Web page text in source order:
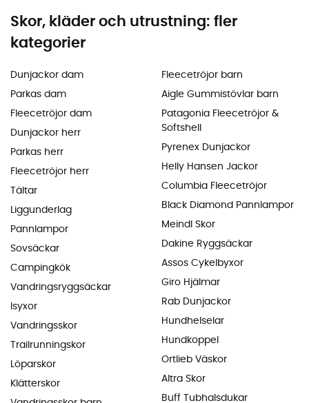
Skor, kläder och utrustning: fler
kategorier
Dunjackor dam
Parkas dam
Fleecetröjor dam
Dunjackor herr
Parkas herr
Fleecetröjor herr
Tältar
Liggunderlag
Pannlampor
Sovsäckar
Campingkök
Vandringsryggsäckar
Isyxor
Vandringsskor
Trailrunningskor
Löparskor
Klätterskor
Fleecetröjor barn
Aigle Gummistövlar barn
Patagonia Fleecetröjor &
Softshell
Pyrenex Dunjackor
Helly Hansen Jackor
Columbia Fleecetröjor
Black Diamond Pannlampor
Meindl Skor
Dakine Ryggsäckar
Assos Cykelbyxor
Giro Hjälmar
Rab Dunjackor
Hundhelselar
Hundkoppel
Ortlieb Väskor
Altra Skor
Buff Tubhalsdukar